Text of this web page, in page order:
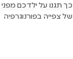
כך תגנו על ילדכם
של צפייה בפורנוגרפיה